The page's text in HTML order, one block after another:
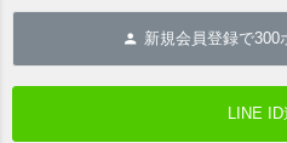
新規会員登録で300
LINE ID